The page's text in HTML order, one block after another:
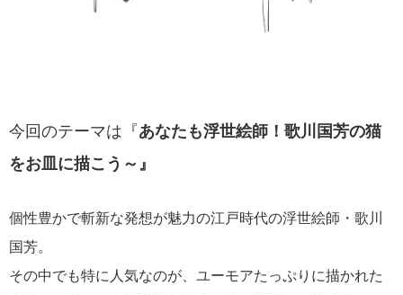
今回のテーマは『あなたも浮世絵師！歌川国芳の猫
をお皿に描こう～』
個性豊かで斬新な発想が魅力の江戸時代の浮世絵師・歌川
国芳。
その中でも特に人気なのが、ユーモアたっぷりに描かれた